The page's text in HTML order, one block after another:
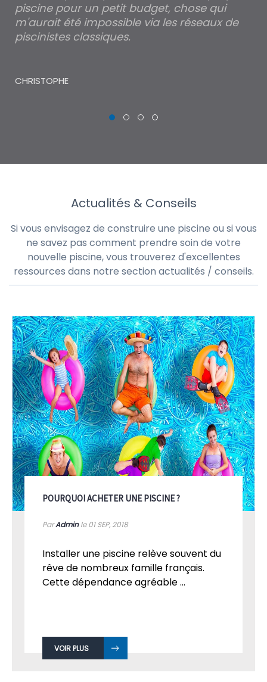
piscine pour un petit budget, chose qui
m'aurait été impossible via les réseaux de
piscinistes classiques.
CHRISTOPHE
Actualités & Conseils
Si vous envisagez de construire une piscine ou si vous
ne savez pas comment prendre soin de votre
nouvelle piscine, vous trouverez d'excellentes
ressources dans notre section actualités / conseils.
POURQUOI ACHETER UNE PISCINE ?
ParAdminle 01SEP, 2018
Installer une piscine relève souvent du
rêve de nombreux famille français.
Cette dépendance agréable ...
VOIR PLUS